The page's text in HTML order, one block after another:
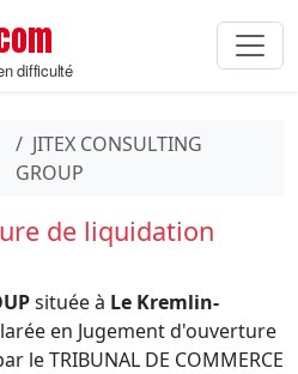
difficulté
JITEX CONSULTING
GROUP
de liquidation
située à Le Kremlin-
en Jugement d'ouverture
le TRIBUNAL DE COMMERCE